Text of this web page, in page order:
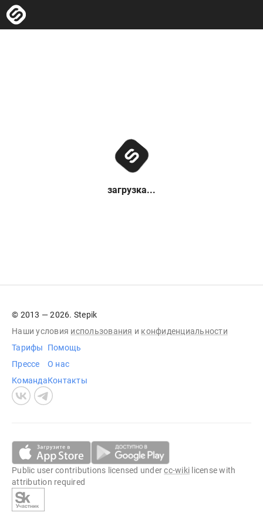
загрузка...
© 2013 — 2026. Stepik
Наши условия использования и конфиденциальности
Тарифы
Прессе
Команда
Помощь
О нас
Контакты
Public user contributions licensed undercc-wiki license with
attribution required